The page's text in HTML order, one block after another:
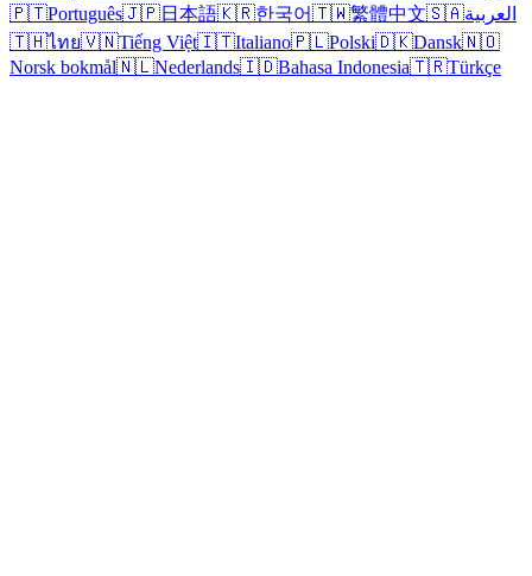
🇵🇹Português🇯🇵日本語🇰🇷한국어🇹🇼繁體中文🇸🇦العربية
🇹🇭ไทย🇻🇳Tiếng Việt🇮🇹Italiano🇵🇱Polski🇩🇰Dansk🇳🇴
Norsk bokmål🇳🇱Nederlands🇮🇩Bahasa Indonesia🇹🇷Türkçe